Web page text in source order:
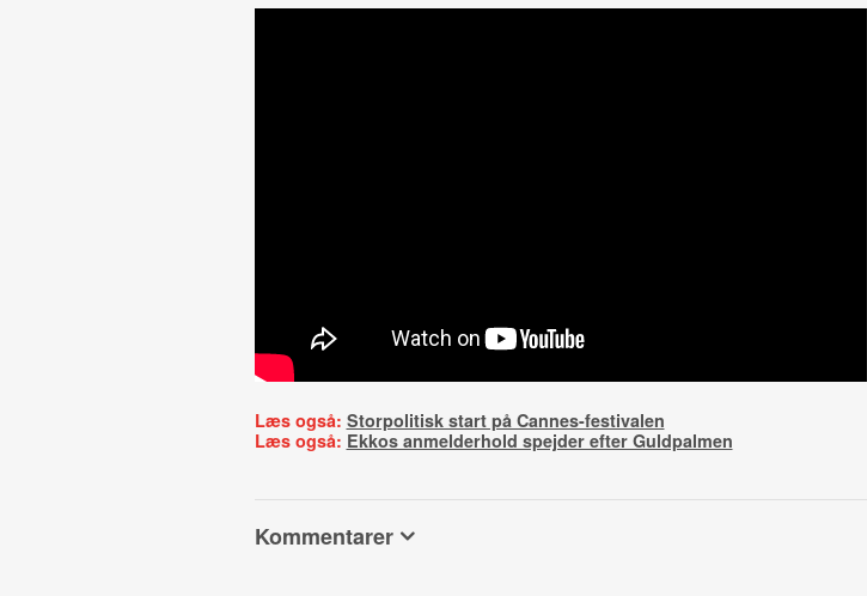
Læs også: Storpolitisk start på Cannes-festivalen
Læs også: Ekkos anmelderhold spejder efter Guldpalmen
Kommentarer